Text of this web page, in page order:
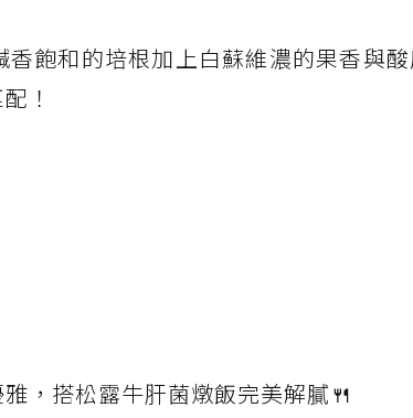
飽和的培根加上白蘇維濃的果香與
！
，搭松露牛肝菌燉飯完美解膩🍴